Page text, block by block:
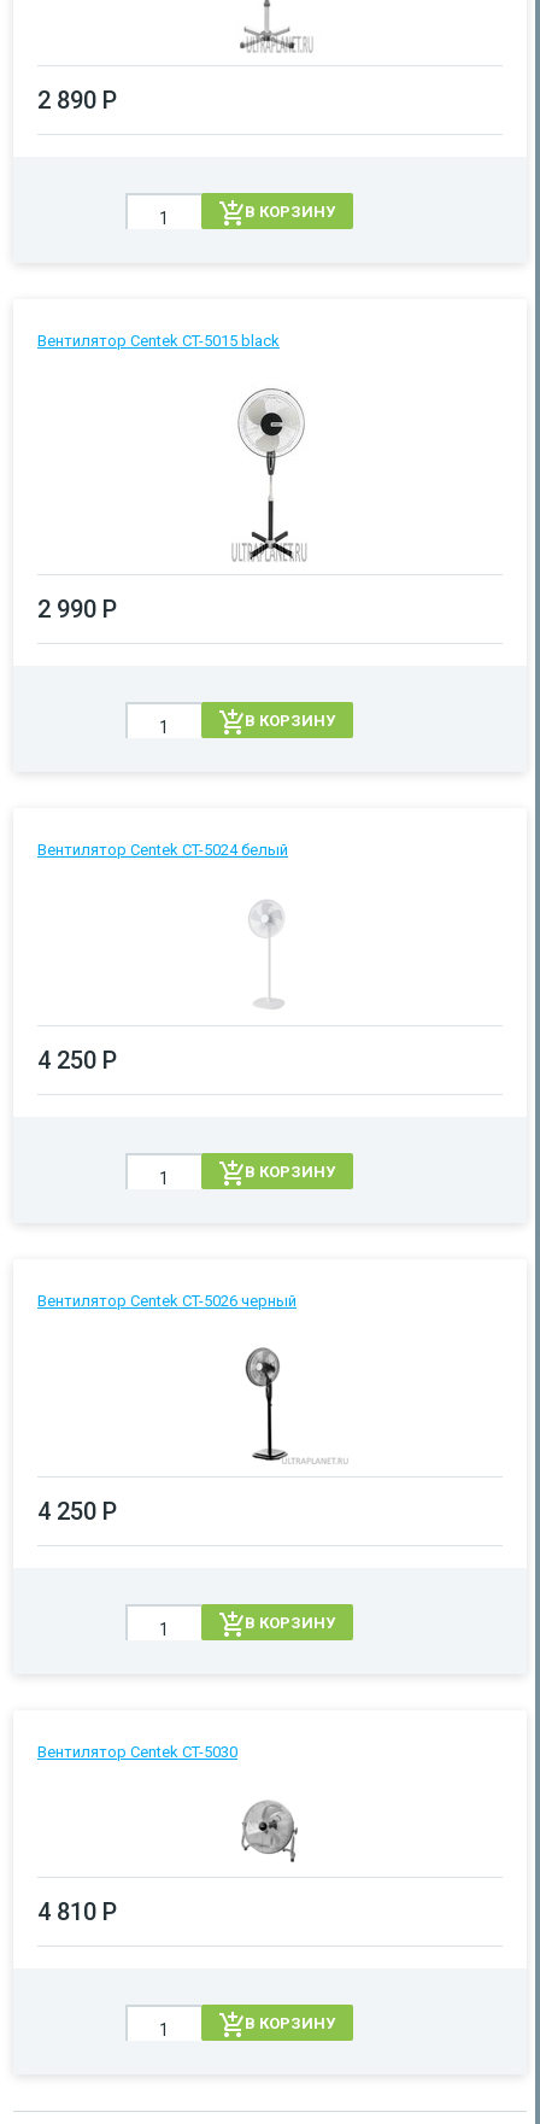
2 890 Р
В КОРЗИНУ
Вентилятор Centek CT-5015 black
2 990 Р
В КОРЗИНУ
Вентилятор Centek CT-5024 белый
4 250 Р
В КОРЗИНУ
Вентилятор Centek CT-5026 черный
4 250 Р
В КОРЗИНУ
Вентилятор Centek CT-5030
4 810 Р
В КОРЗИНУ